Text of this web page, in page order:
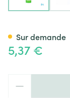
5,37 €
Sur demande